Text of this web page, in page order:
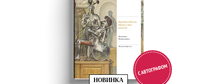
НОВИНКА